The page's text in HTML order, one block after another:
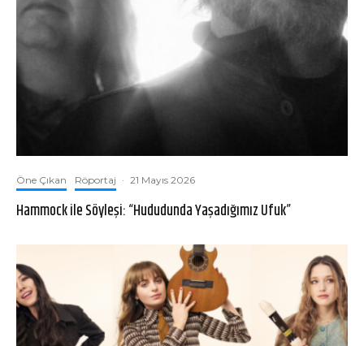
Öne Çıkan Röportaj · 21 Mayıs 2026
Hammock ile Söyleşi: “Hududunda Yaşadığımız Ufuk”